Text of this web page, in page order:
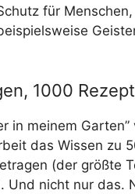
für
1000
in mei­nem
das Wis­sen zu
(der größ­te
Und nicht nur das.